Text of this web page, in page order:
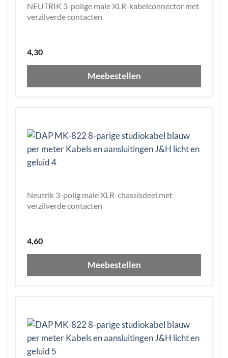
NEUTRIK 3-polige male XLR-kabelconnector met
verzilverde contacten
4,30
Meebestellen
Neutrik 3-polig male XLR-chassisdeel met
verzilverde contacten
4,60
Meebestellen